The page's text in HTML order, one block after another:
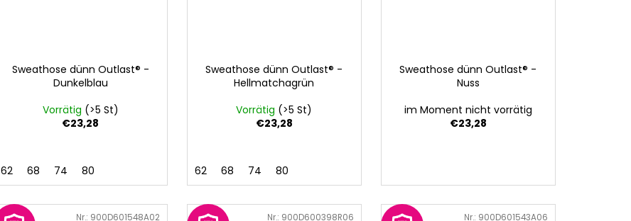
Sweathose dünn Outlast® -
Dunkelblau
Vorrätig (>5 St)
€23,28
62 68 74 80
Sweathose dünn Outlast® -
Hellmatchagrün
Vorrätig (>5 St)
€23,28
62 68 74 80
Sweathose dünn Outlast® -
Nuss
im Moment nicht vorrätig
€23,28
Art.-Nr.: 900D601548A02 Art.-Nr.: 900D600398R06 Art.-Nr.: 900D601543A06